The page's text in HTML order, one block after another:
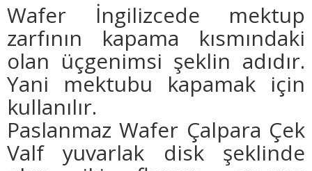
Wafer İngilizcede mektup
zarfının kapama kısmındaki
olan üçgenimsi şeklin adıdır.
Yani mektubu kapamak için
kullanılır.
Paslanmaz Wafer Çalpara Çek
Valf yuvarlak disk şeklinde